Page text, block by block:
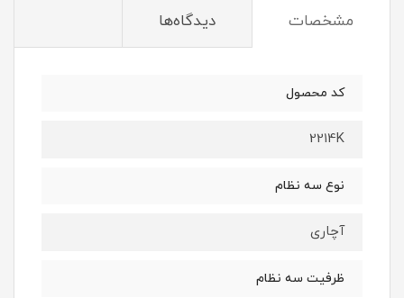
مشخصات دیدگاه‌ها
کد محصول
2214K
نوع سه نظام
آچاری
ظرفیت سه نظام